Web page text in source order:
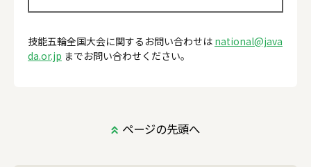
技能五輪全国大会に関するお問い合わせは national@java
da.or.jp までお問い合わせください。
ページの先頭へ